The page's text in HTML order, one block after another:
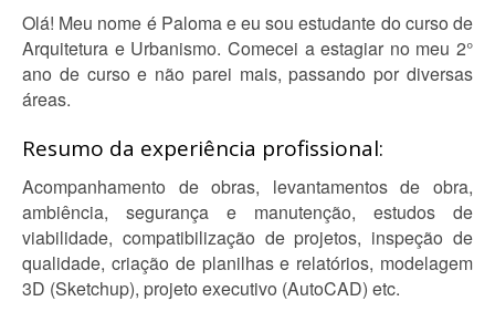
Olá! Meu nome é Paloma e eu sou estudante do curso de
Arquitetura e Urbanismo. Comecei a estagiar no meu 2°
ano de curso e não parei mais, passando por diversas
áreas.
Resumo da experiência profissional:
Acompanhamento de obras, levantamentos de obra,
ambiência, segurança e manutenção, estudos de
viabilidade, compatibilização de projetos, inspeção de
qualidade, criação de planilhas e relatórios, modelagem
3D (Sketchup), projeto executivo (AutoCAD) etc.